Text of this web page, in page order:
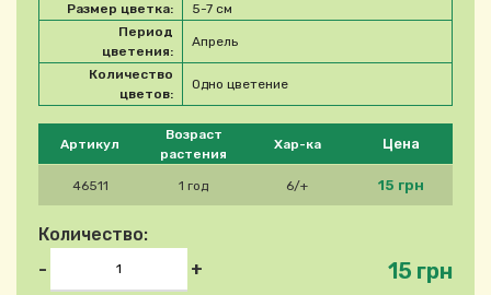
Please select product
Артикул
Возраст
растения
Хар-ка Цена
46511 1 год 6/+ 15 грн
Количество:
-
+ 15 грн
Размер цветка:
5-7 см
Период
цветения:
Апрель
Количество
цветов:
Одно цветение